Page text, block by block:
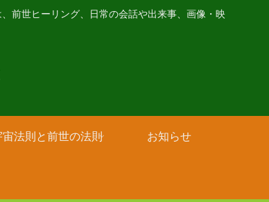
前世ヒーリング、日常の会話や出来事、画像・映
宙法則と前世の法則 お知らせ